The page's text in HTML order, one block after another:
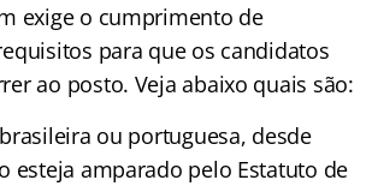
exige o cumprimento de
para que os candidatos
ao posto. Veja abaixo quais são:
ou portuguesa, desde
esteja amparado pelo Estatuto de